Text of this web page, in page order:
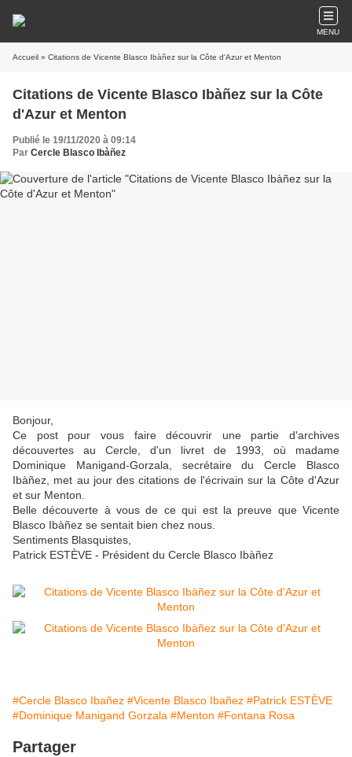
MENU
Accueil » Citations de Vicente Blasco Ibàñez sur la Côte d'Azur et Menton
Citations de Vicente Blasco Ibàñez sur la Côte
d'Azur et Menton
Publié le 19/11/2020 à 09:14
Par Cercle Blasco Ibàñez
Bonjour,
Ce post pour vous faire découvrir une partie d'archives
découvertes au Cercle, d'un livret de 1993, où madame
Dominique Manigand-Gorzala, secrétaire du Cercle Blasco
Ibàñez, met au jour des citations de l'écrivain sur la Côte d'Azur
et sur Menton.
Belle découverte à vous de ce qui est la preuve que Vicente
Blasco Ibàñez se sentait bien chez nous.
Sentiments Blasquistes,
Patrick ESTÈVE - Président du Cercle Blasco Ibàñez
#Cercle Blasco Ibañez #Vicente Blasco Ibañez #Patrick ESTÈVE
#Dominique Manigand Gorzala #Menton #Fontana Rosa
Partager